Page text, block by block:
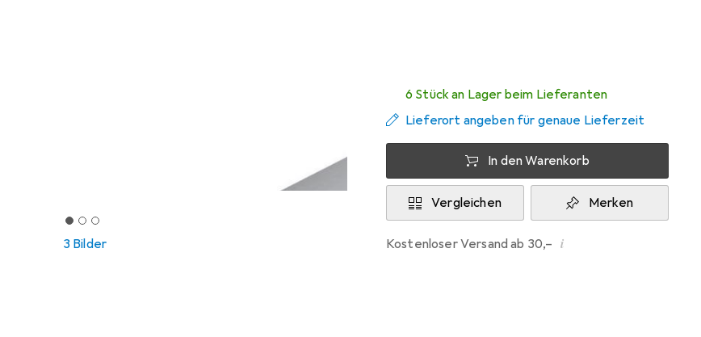
3 Bilder
6 Stück an Lager beim Lieferanten
Lieferort angeben für genaue Lieferzeit
In den Warenkorb
Vergleichen Merken
Kostenloser Versand ab 30,– i